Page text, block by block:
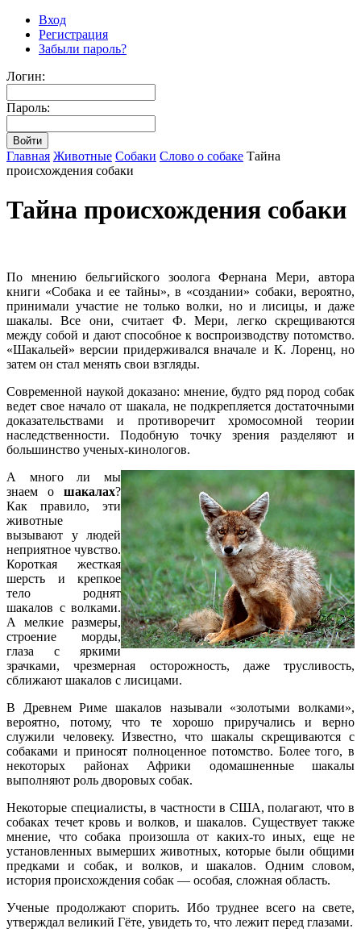
Вход
Регистрация
Забыли пароль?
Логин:
Пароль:
Главная Животные Собаки Слово о собаке Тайна
происхождения собаки
Тайна происхождения собаки
По мнению бельгийского зоолога Фернана Мери, автора
книги «Собака и ее тайны», в «создании» собаки, вероятно,
принимали участие не только волки, но и лисицы, и даже
шакалы. Все они, считает Ф. Мери, легко скрещиваются
между собой и дают способное к воспроизводству потомство.
«Шакальей» версии придерживался вначале и К. Лоренц, но
затем он стал менять свои взгляды.
Современной наукой доказано: мнение, будто ряд пород собак
ведет свое начало от шакала, не подкрепляется достаточными
доказательствами и противоречит хромосомной теории
наследственности. Подобную точку зрения разделяют и
большинство ученых-кинологов.
А много ли мы
знаем о шакалах?
Как правило, эти
животные
вызывают у людей
неприятное чувство.
Короткая жесткая
шерсть и крепкое
тело роднят
шакалов с волками.
А мелкие размеры,
строение морды,
глаза с яркими
зрачками, чрезмерная осторожность, даже трусливость,
сближают шакалов с лисицами.
В Древнем Риме шакалов называли «золотыми волками»,
вероятно, потому, что те хорошо приручались и верно
служили человеку. Известно, что шакалы скрещиваются с
собаками и приносят полноценное потомство. Более того, в
некоторых районах Африки одомашненные шакалы
выполняют роль дворовых собак.
Некоторые специалисты, в частности в США, полагают, что в
собаках течет кровь и волков, и шакалов. Существует также
мнение, что собака произошла от каких-то иных, еще не
установленных вымерших животных, которые были общими
предками и собак, и волков, и шакалов. Одним словом,
история происхождения собак — особая, сложная область.
Ученые продолжают спорить. Ибо труднее всего на свете,
утверждал великий Гёте, увидеть то, что лежит перед глазами.